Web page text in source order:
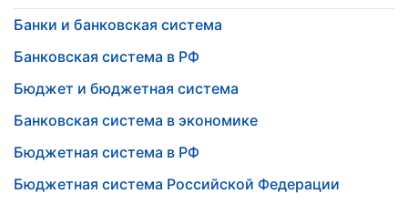
Банки и банковская система
Банковская система в РФ
Бюджет и бюджетная система
Банковская система в экономике
Бюджетная система в РФ
Бюджетная система Российской Федерации